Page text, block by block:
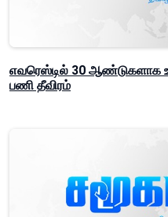
எவரெஸ்டில் 30 ஆண்டுகளாக
பணி தீவிரம்